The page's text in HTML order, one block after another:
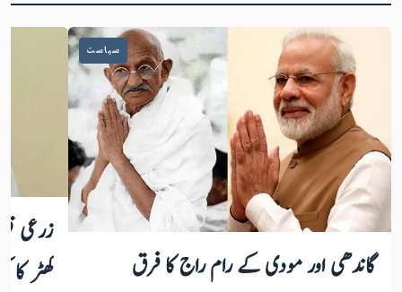
سیاست
گاندھی اور مودی کے رام راج کا فرق
زرعی
کھٹر